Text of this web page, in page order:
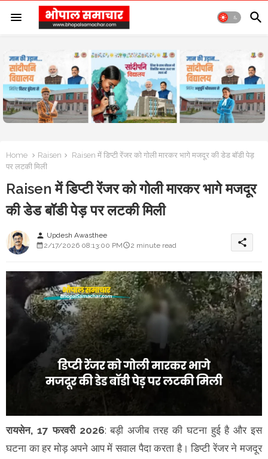
Home Raisen
Raisen में डिप्टी रेंजर को गोली मारकर भागे मजदूर की डेड बॉडी पेड़
पर लटकी मिली
Raisen में डिप्टी रेंजर को गोली मारकर भागे मजदूर
की डेड बॉडी पेड़ पर लटकी मिली
person Updesh Awasthee
2/17/2026 08:13:00 PM
2 minute read share
रायसेन, 17 फरवरी 2026: बड़ी अजीब तरह की घटना हुई है और इस
घटना का हर मोड़ अपने आप में सवाल पैदा करता है। डिप्टी रेंजर ने मजदूर